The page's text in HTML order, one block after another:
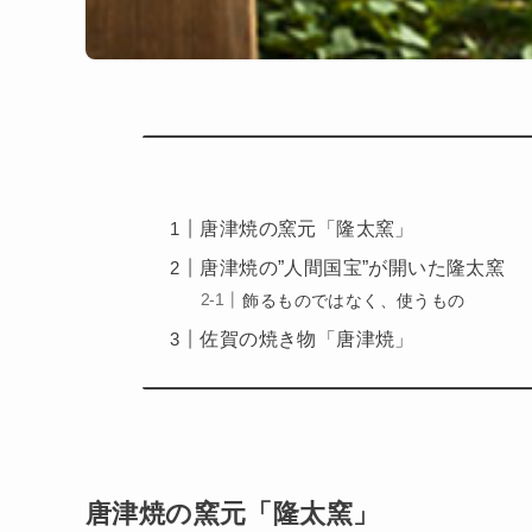
唐津焼の窯元「隆太窯」
唐津焼の”人間国宝”が開いた隆太窯
飾るものではなく、使うもの
佐賀の焼き物「唐津焼」
唐津焼の窯元「隆太窯」